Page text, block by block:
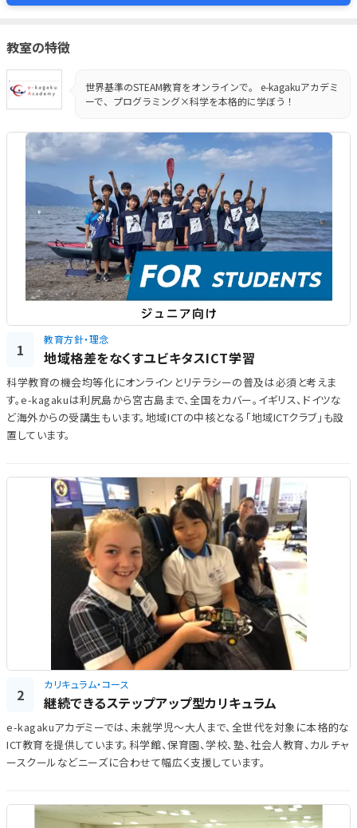
教室の特徴
世界基準のSTEAM教育をオンラインで。 e-kagakuアカデミ
ーで、プログラミング×科学を本格的に学ぼう！
1
教育方針・理念
地域格差をなくすユビキタスICT学習
科学教育の機会均等化にオンラインとリテラシーの普及は必須と考えま
す。e-kagakuは利尻島から宮古島まで、全国をカバー。イギリス、ドイツな
ど海外からの受講生もいます。地域ICTの中核となる「地域ICTクラブ」も設
置しています。
2
カリキュラム・コース
継続できるステップアップ型カリキュラム
e-kagakuアカデミーでは、未就学児～大人まで、全世代を対象に本格的な
ICT教育を提供しています。科学館、保育園、学校、塾、社会人教育、カルチャ
ースクールなどニーズに合わせて幅広く支援しています。